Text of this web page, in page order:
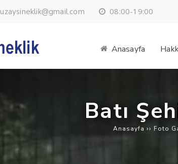
uzaysineklik@gmail.com 08:00-19:00
Anasayfa
Batı
Anasayfa ›› Foto